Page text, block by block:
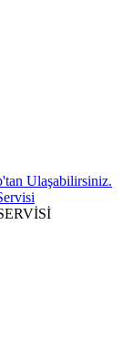
Ulaşabilirsiniz.